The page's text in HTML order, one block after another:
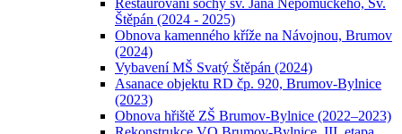
Restaurování sochy sv. Jana Nepomuckého, Sv.
Štěpán (2024 - 2025)
Obnova kamenného kříže na Návojnou, Brumov
(2024)
Vybavení MŠ Svatý Štěpán (2024)
Asanace objektu RD čp. 920, Brumov-Bylnice
(2023)
Obnova hřiště ZŠ Brumov-Bylnice (2022–2023)